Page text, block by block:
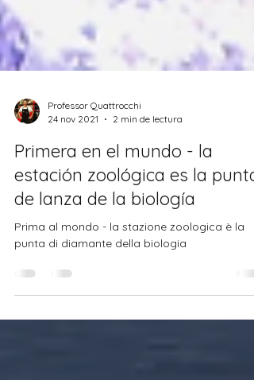
Professor Quattrocchi
24 nov 2021
2 min de lectura
Primera en el mundo - la
estación zoológica es la punta
de lanza de la biología
punta di diamante della biologia